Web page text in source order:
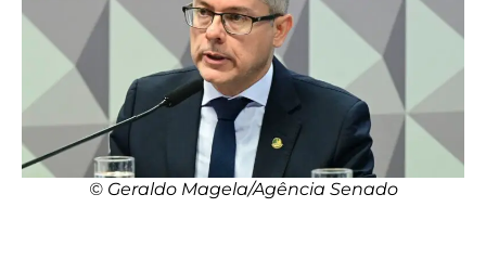
© Geraldo Magela/Agência Senado